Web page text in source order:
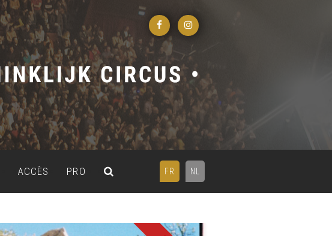
FR NL
ACCÈS PRO